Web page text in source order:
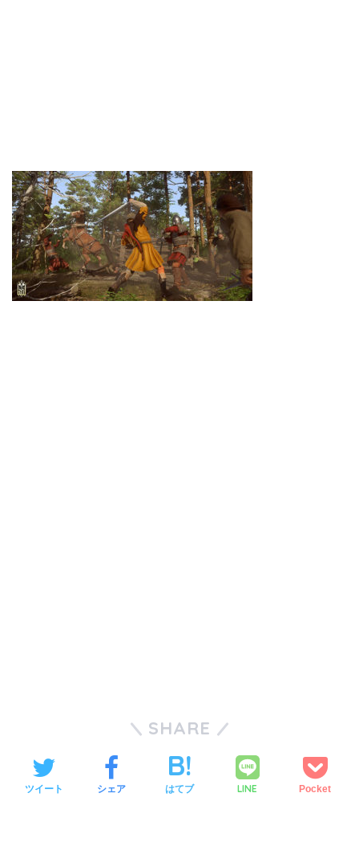
SHARE
ツイート シェア はてブ LINE Pocket